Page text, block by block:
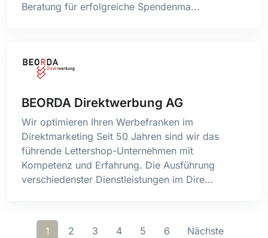
Beratung für erfolgreiche Spendenma...
BEORDA Direktwerbung AG
Wir optimieren Ihren Werbefranken im
Direktmarketing Seit 50 Jahren sind wir das
führende Lettershop-Unternehmen mit
Kompetenz und Erfahrung. Die Ausführung
verschiedenster Dienstleistungen im Dire...
1 2 3 4 5 6 Nächste